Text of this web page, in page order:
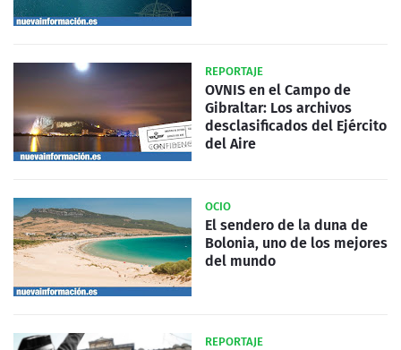
REPORTAJE
OVNIS en el Campo de
Gibraltar: Los archivos
desclasificados del Ejército
del Aire
OCIO
El sendero de la duna de
Bolonia, uno de los mejores
del mundo
REPORTAJE